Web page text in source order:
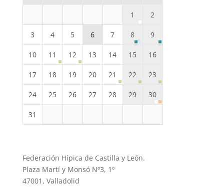
1 2
3 4 5 6 7 8 9
10 11 12 13 14 15 16
17 18 19 20 21 22 23
24 25 26 27 28 29 30
31
Federación Hípica de Castilla y León.
Plaza Martí y Monsó Nº3, 1º
47001, Valladolid